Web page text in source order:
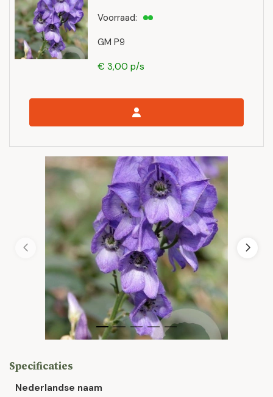
GM P9
Voorraad:
€ 3,00 p/s
Specificaties
Nederlandse naam